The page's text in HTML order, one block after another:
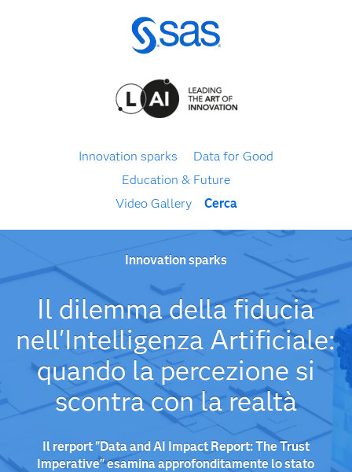
Innovation sparks
Data for Good
Education & Future
Video Gallery
Cerca
Innovation sparks
Il dilemma della fiducia
nell'Intelligenza Artificiale:
quando la percezione si
scontra con la realtà
Il rerport "Data and AI Impact Report: The Trust
Imperative" esamina approfonditamente lo stato